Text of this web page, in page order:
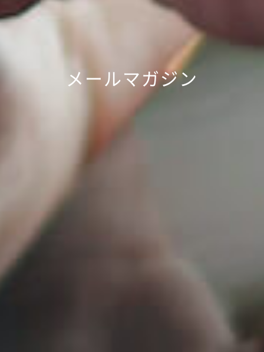
メールマガジン